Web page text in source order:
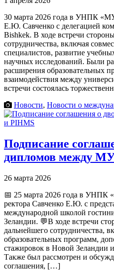
30 марта 2026 года в УНПК
Е.Ю. Савченко с делегацией
Bishkek. В ходе встречи
сотрудничества, включая
специалистов, развитие
научных исследований. Были
расширения образовательных
взаимодействия между
встречи состоялась
Новости, Новости о
Подписание
дипломов между
26 марта 2026
📅 25 марта 2026 года в УНПК
ректора Савченко Е.Ю. с
международной школой
Зеландии. 💬В ходе встречи
дальнейшего сотрудничества,
образовательных программ,
стажировок в Новой Зеландии и
Также был рассмотрен и
соглашения, […]